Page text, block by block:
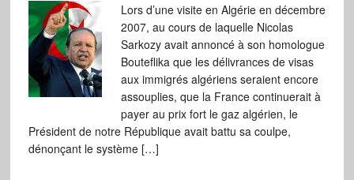
Lors d’une visite en Algérie en décembre
2007, au cours de laquelle Nicolas
Sarkozy avait annoncé à son homologue
Bouteflika que les délivrances de visas
aux immigrés algériens seraient encore
assouplies, que la France continuerait à
payer au prix fort le gaz algérien, le
Président de notre République avait battu sa coulpe,
dénonçant le système […]